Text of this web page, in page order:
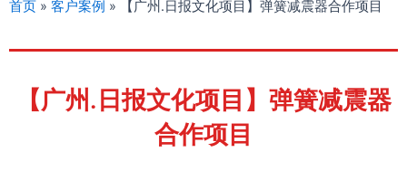
首页 » 客户案例 » 【广州.日报文化项目】弹簧减震器合作项目
【广州.日报文化项目】弹簧减震器
合作项目